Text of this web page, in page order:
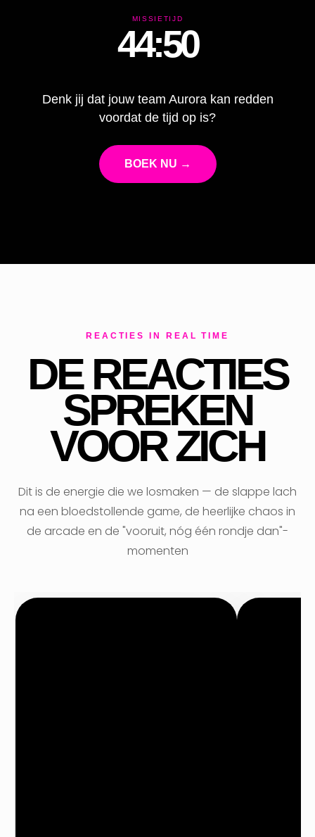
MISSIETIJD
44:47
Denk jij dat jouw team Aurora kan redden
voordat de tijd op is?
BOEK NU →
REACTIES IN REAL TIME
DE REACTIES
SPREKEN
VOOR ZICH
Dit is de energie die we losmaken — de slappe lach
na een bloedstollende game, de heerlijke chaos in
de arcade en de "vooruit, nóg één rondje dan"-
momenten